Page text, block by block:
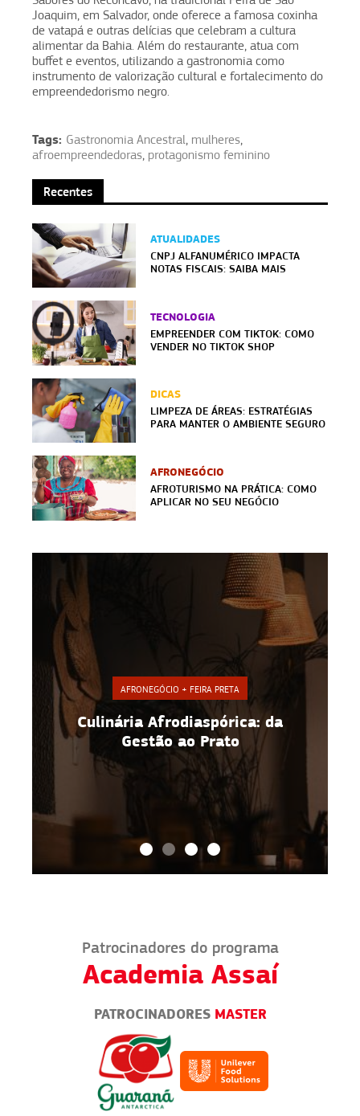
Joaquim, em Salvador, onde oferece a famosa coxinha
de vatapá e outras delícias que celebram a cultura
alimentar da Bahia. Além do restaurante, atua com
buffet e eventos, utilizando a gastronomia como
instrumento de valorização cultural e fortalecimento do
empreendedorismo negro.
Tags: Gastronomia Ancestral, mulheres,
afroempreendedoras, protagonismo feminino
Recentes
ATUALIDADES
CNPJ ALFANUMÉRICO IMPACTA
NOTAS FISCAIS: SAIBA MAIS
TECNOLOGIA
EMPREENDER COM TIKTOK: COMO
VENDER NO TIKTOK SHOP
DICAS
LIMPEZA DE ÁREAS: ESTRATÉGIAS
PARA MANTER O AMBIENTE SEGURO
AFRONEGÓCIO
AFROTURISMO NA PRÁTICA: COMO
APLICAR NO SEU NEGÓCIO
AFRONEGÓCIO + FEIRA PRETA
Culinária Afrodiaspórica: da
Gestão ao Prato
Patrocinadores do programa
Academia Assaí
PATROCINADORES MASTER